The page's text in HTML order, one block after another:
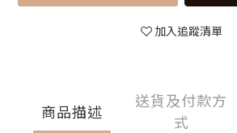
加入追蹤清單
商品描述
送貨及付款方
式